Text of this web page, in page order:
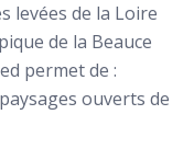
levées de la Loire
de la Beauce
permet de :
ouverts de